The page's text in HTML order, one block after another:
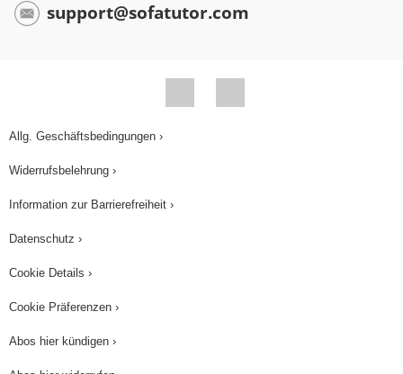
support@sofatutor.com
Allg. Geschäftsbedingungen ›
Widerrufsbelehrung ›
Information zur Barrierefreiheit ›
Datenschutz ›
Cookie Details ›
Cookie Präferenzen ›
Abos hier kündigen ›